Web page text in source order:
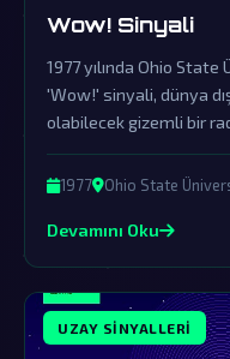
Wow! Sinyali
1977 yılında Ohio
'Wow!' sinyali, dünya
olabilecek gizemli bir
kazındı. Resmi
sinyal bilim
1977 Ohio State
Devamını Oku
UZAY SINYALLERI